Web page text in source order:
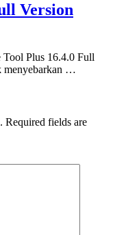
Version
Plus 16.4.0 Full
menyebarkan …
Required fields are